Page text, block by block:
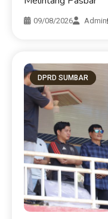
09/08/2026 Admin
DPRD SUMBAR